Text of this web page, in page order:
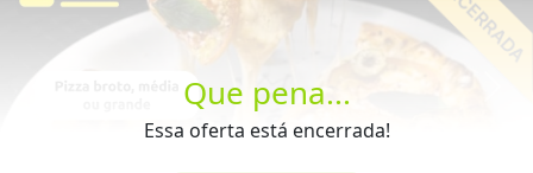
Que pena...
Essa oferta está encerrada!